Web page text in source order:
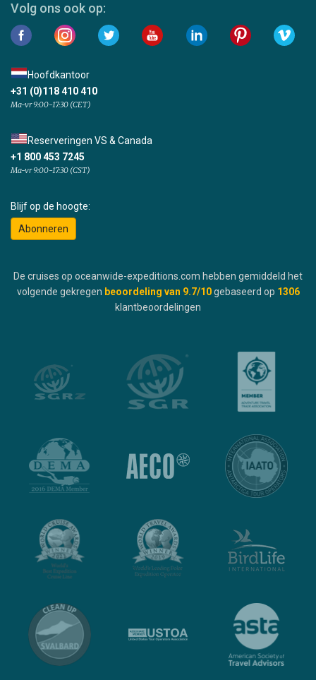
Volg ons ook op:
Hoofdkantoor
+31 (0)118 410 410
Ma-vr 9:00-17:30 (CET)
Reserveringen VS & Canada
+1 800 453 7245
Ma-vr 9:00-17:30 (CST)
Blijf op de hoogte:
Abonneren
De cruises op oceanwide-expeditions.com hebben gemiddeld het
volgende gekregen beoordeling van 9.7/10 gebaseerd op 1306
klantbeoordelingen